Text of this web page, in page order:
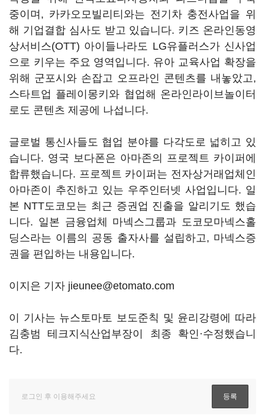
중이며, 카카오모빌리티와는 전기차 충전사업을 위
해 기업결합 심사도 받고 있습니다. 키즈 온라인동영
상서비스(OTT) 아이들나라도 LG유플러스가 신사업
으로 키우는 주요 영역입니다. 유아 교육사업 확장을
위해 군포시와 손잡고 오프라인 콘텐츠를 내놓았고,
스타트업 플레이몽키와 협업해 온라인라이브놀이터
로도 콘텐츠 제공에 나섭니다.
글로벌 통신사들도 협업 분야를 다각도로 넓히고 있
습니다. 영국 보다폰은 아마존의 프로젝트 카이퍼에
합류했습니다. 프로젝트 카이퍼는 전자상거래업체인
아마존이 추진하고 있는 우주인터넷 사업입니다. 일
본 NTT도코모는 최근 증권업 진출을 알리기도 했습
니다. 일본 금융업체 마넥스그룹과 도코모마넥스홀
딩스라는 이름의 공동 출자사를 설립하고, 마넥스증
권을 편입하는 내용입니다.
이지은 기자 jieunee@etomato.com
이 기사는 뉴스토마토 보도준칙 및 윤리강령에 따라
김충범 테크지식산업부장이 최종 확인·수정했습니
다.